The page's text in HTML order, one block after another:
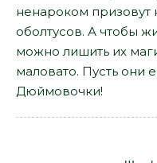
ненароком призовут
оболтусов. А чтобы
можно лишить их
маловато. Пусть они
Дюймовочки!